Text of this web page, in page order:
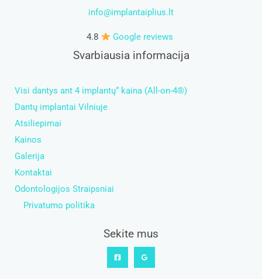
info@implantaiplius.lt
4.8 Google reviews
Svarbiausia informacija
Visi dantys ant 4 implantų“ kaina (All-on-4®)
Dantų implantai Vilniuje
Atsiliepimai
Kainos
Galerija
Kontaktai
Odontologijos Straipsniai
Privatumo politika
Sekite mus